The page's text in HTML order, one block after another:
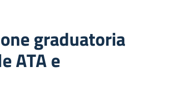
graduatoria
ATA e